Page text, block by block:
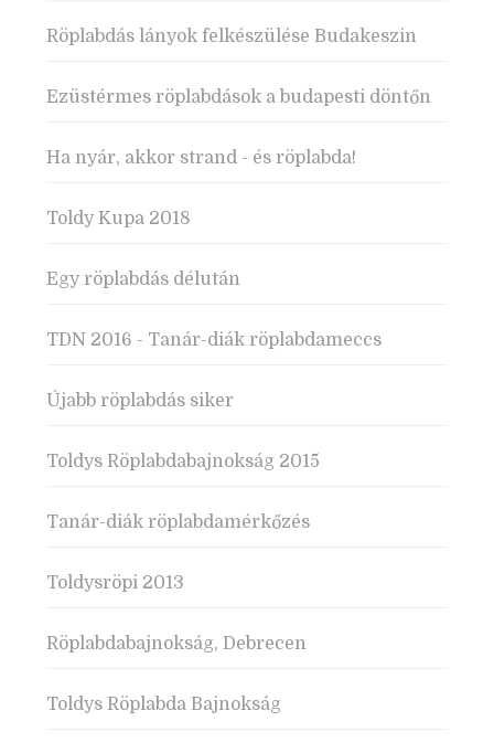
Röplabdás lányok felkészülése Budakeszin
Ezüstérmes röplabdások a budapesti döntőn
Ha nyár, akkor strand - és röplabda!
Toldy Kupa 2018
Egy röplabdás délután
TDN 2016 - Tanár-diák röplabdameccs
Újabb röplabdás siker
Toldys Röplabdabajnokság 2015
Tanár-diák röplabdamérkőzés
Toldysröpi 2013
Röplabdabajnokság, Debrecen
Toldys Röplabda Bajnokság